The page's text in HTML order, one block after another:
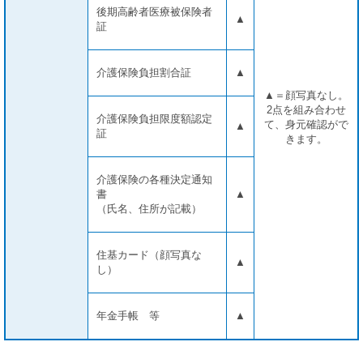
▲＝顔写真なし。
2点を組み合わせ
て、身元確認がで
きます。
後期高齢者医療被保険者
証
▲
介護保険負担割合証 ▲
介護保険負担限度額認定
証
▲
介護保険の各種決定通知
書
（氏名、住所が記載）
▲
住基カード（顔写真な
し）
▲
年金手帳 等 ▲